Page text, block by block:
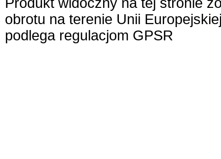
obrotu na terenie Unii
podlega regulacjom GPSR